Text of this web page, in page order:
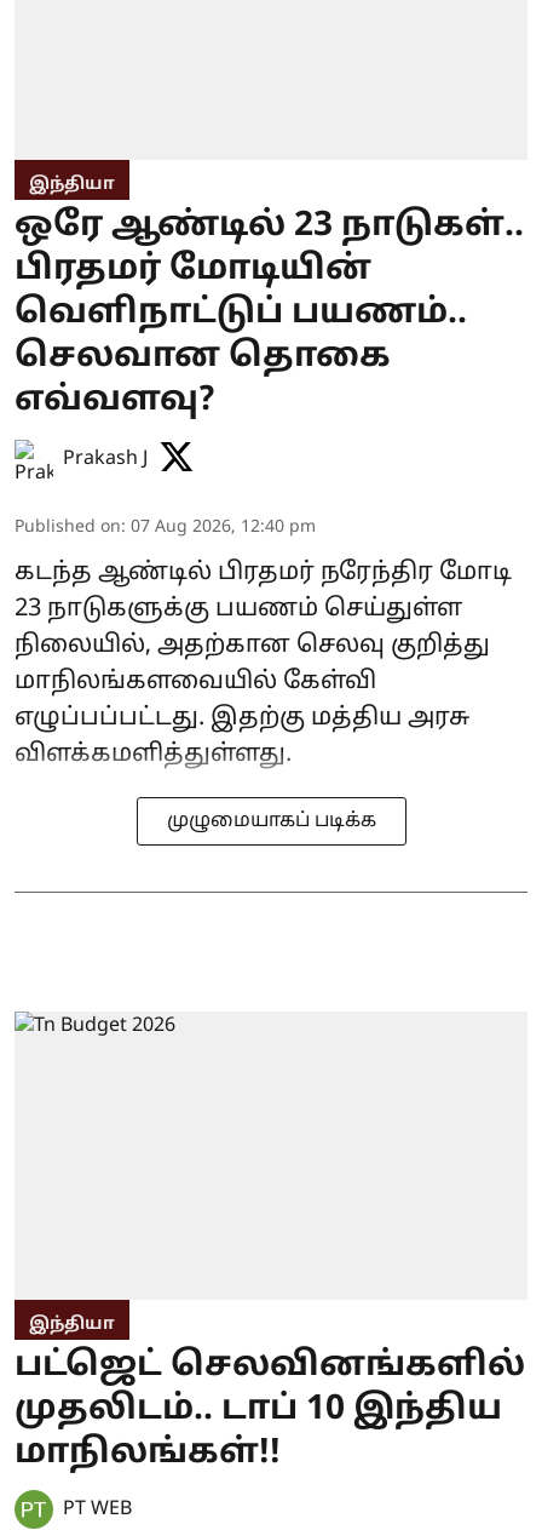
இந்தியா
ஒரே ஆண்டில் 23 நாடுகள்..
பிரதமர் மோடியின்
வெளிநாட்டுப் பயணம்..
செலவான தொகை
எவ்வளவு?
Prakash J
Published on: 07 Aug 2026, 12:40 pm
கடந்த ஆண்டில் பிரதமர் நரேந்திர மோடி
23 நாடுகளுக்கு பயணம் செய்துள்ள
நிலையில், அதற்கான செலவு குறித்து
மாநிலங்களவையில் கேள்வி
எழுப்பப்பட்டது. இதற்கு மத்திய அரசு
விளக்கமளித்துள்ளது.
முழுமையாகப் படிக்க
இந்தியா
பட்ஜெட் செலவினங்களில்
முதலிடம்.. டாப் 10 இந்திய
மாநிலங்கள்!!
PT WEB